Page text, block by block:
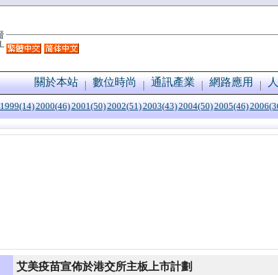
關於本站 數位時尚 通訊產業 網路應用
1999(14)2000(46)2001(50)2002(51)2003(43)2004(50)2005(46)
艾美疫苗宣佈於港交所主板上市計劃